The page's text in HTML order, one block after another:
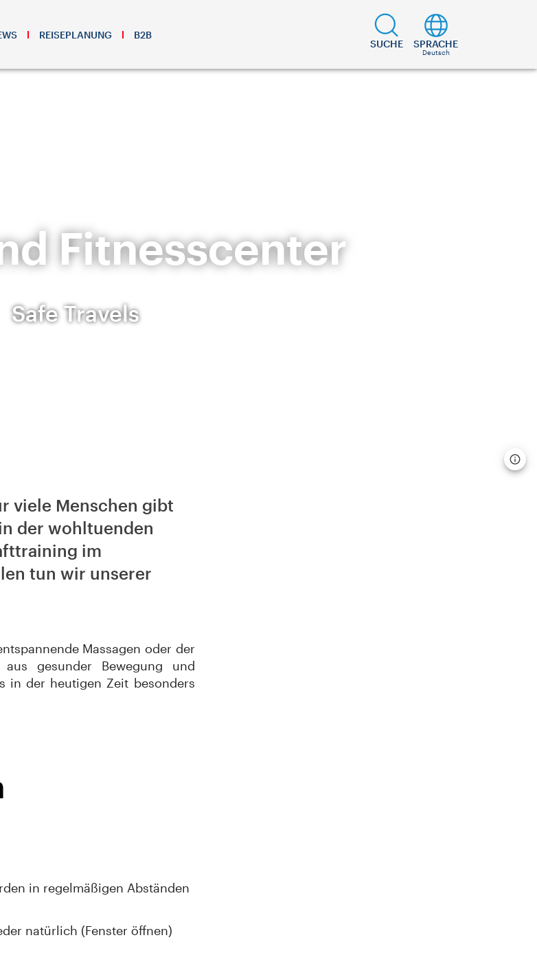
REISEPLANUNG B2B
SUCHE SPRACHE
Deutsch
Fitnesscenter
Safe Travels
viele Menschen gibt
der wohltuenden
im
tun wir unserer
Massagen oder der
gesunder Bewegung und
in der heutigen Zeit besonders
in regelmäßigen Abständen
natürlich (Fenster öffnen)